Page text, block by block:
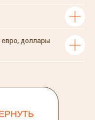
евро, доллары